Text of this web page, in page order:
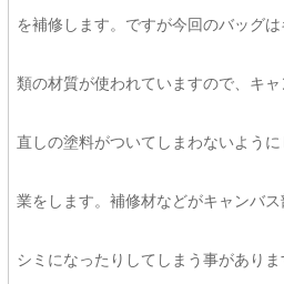
を補修します。ですが今回のバッグ
類の材質が使われていますので、キ
直しの塗料がついてしまわないよう
業をします。補修材などがキャンバ
シミになったりしてしまう事があり